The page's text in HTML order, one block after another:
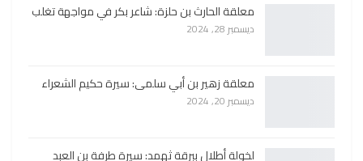
معلقة الحارث بن حلزة: شاعر بكر في مواجهة تغلب
ديسمبر 28, 2024
معلقة زهير بن أبي سلمى: سيرة حكيم الشعراء
ديسمبر 20, 2024
لخولة أطلال ببرقة ثهمد: سيرة طرفة بن العبد